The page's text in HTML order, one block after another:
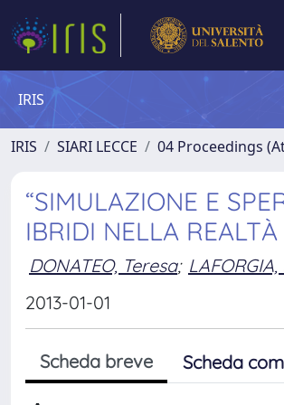
IRIS
IRIS SIARI LECCE 04 Proceedings
“SIMULAZIONE E
IBRIDI NELLA REALTÀ
DONATEO, Teresa;
2013-01-01
Scheda breve Scheda